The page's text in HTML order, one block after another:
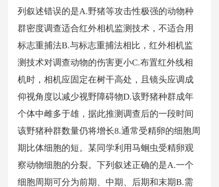
列叙述错误的是A.野猪等攻击性极强的动物种
群密度调查适合红外相机监测技术，不适合用
标志重捕法B.与标志重捕法相比，红外相机监
测技术对调查动物的伤害更小C.布置红外线相
机时，相机应固定在树干高处，且镜头应调成
仰视角度以减少视野障碍物D.该野猪种群成年
个体中雌多于雄，据此推测调查后的一段时间
该野猪种群数量仍将增长8.通常受精卵的细胞周
期比体细胞的短。某同学利用马蛔虫受精卵观
察动物细胞的分裂。下列叙述正确的是A.一个
细胞周期可分为前期、中期、后期和末期B.需